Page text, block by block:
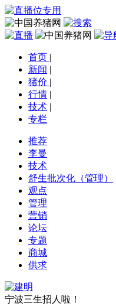
首页 |
新闻 |
猪价 |
行情 |
技术 |
专栏
推荐
李曼
技术
舒生批次化（管理）
观点
管理
营销
论坛
专题
商城
供求
宁波三生招人啦！